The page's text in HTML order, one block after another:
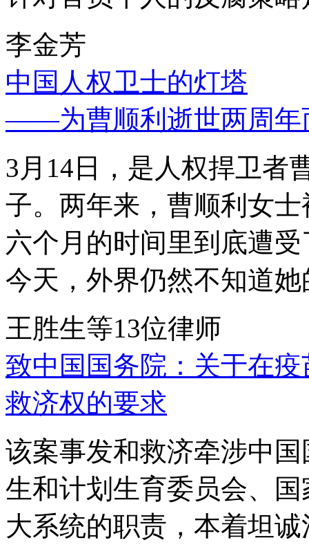
李金芳
中国人权卫士的灯塔
——为曹顺利逝世两周年
3月14日，是人权捍卫者
子。两年来，曹顺利女
六个月的时间里到底遭
今天，外界仍然不知道
王胜生等13位律师
致中国国务院：关于在
救济权的要求
该案事发和救济牵涉中
生和计划生育委员会、
大系统的职责，本着坦